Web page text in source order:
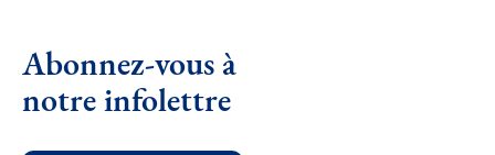
Abonnez-vous à
notre infolettre